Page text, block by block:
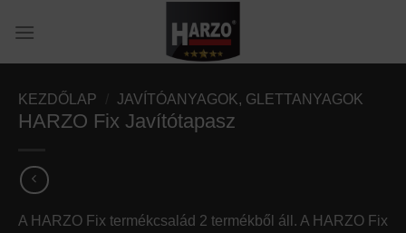
KEZDŐLAP JAVÍTÓANYAGOK, GLETTANYAGOK
HARZO Fix Javítótapasz
A HARZO Fix termékcsalád 2 termékből áll. A HARZO Fix